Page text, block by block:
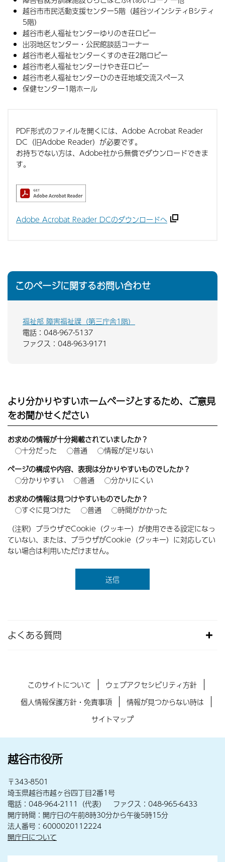
越谷市市民活動支援センター5階（越谷ツインシティBシティ
5階）
越谷市老人福祉センターゆりのき荘ロビー
出羽地区センター・公民館談話コーナー
越谷市老人福祉センターくすのき荘2階ロビー
越谷市老人福祉センターけやき荘ロビー
越谷市老人福祉センターひのき荘地域交流スペース
保健センター1階ホール
PDF形式のファイルを開くには、Adobe Acrobat Reader
DC（旧Adobe Reader）が必要です。
お持ちでない方は、Adobe社から無償でダウンロードできま
す。
Adobe Acrobat Reader DCのダウンロードへ
このページに関するお問い合わせ
福祉部 障害福祉課（第三庁舎1階）
電話：048-967-5137
ファクス：048-963-9171
より分かりやすいホームページとするため、ご意見
をお聞かせください
お求めの情報が十分掲載されていましたか？
十分だった
普通
情報が足りない
ページの構成や内容、表現は分かりやすいものでしたか？
分かりやすい
普通
分かりにくい
お求めの情報は見つけやすいものでしたか？
すぐに見つけた
普通
時間がかかった
（注釈）ブラウザでCookie（クッキー）が使用できる設定になっ
ていない、または、ブラウザがCookie（クッキー）に対応してい
ない場合は利用いただけません。
よくある質問
このサイトについて
ウェブアクセシビリティ方針
個人情報保護方針・免責事項
情報が見つからない時は
サイトマップ
越谷市役所
〒343-8501
埼玉県越谷市越ヶ谷四丁目2番1号
電話：048-964-2111（代表） ファクス：048-965-6433
開庁時間：開庁日の午前8時30分から午後5時15分
法人番号：6000020112224
開庁日について